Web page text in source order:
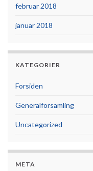
februar 2018
januar 2018
KATEGORIER
Forsiden
Generalforsamling
Uncategorized
META